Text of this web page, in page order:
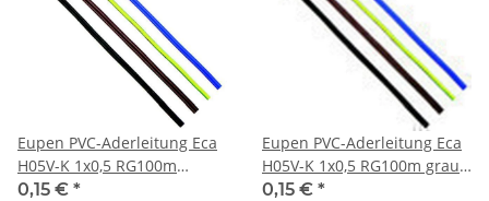
Eupen PVC-Aderleitung Eca
H05V-K 1x0,5 RG100m
dunkelblau RAL5010
0,15 € *
Eupen PVC-Aderleitung Eca
H05V-K 1x0,5 RG100m grau
RAL7000
0,15 € *